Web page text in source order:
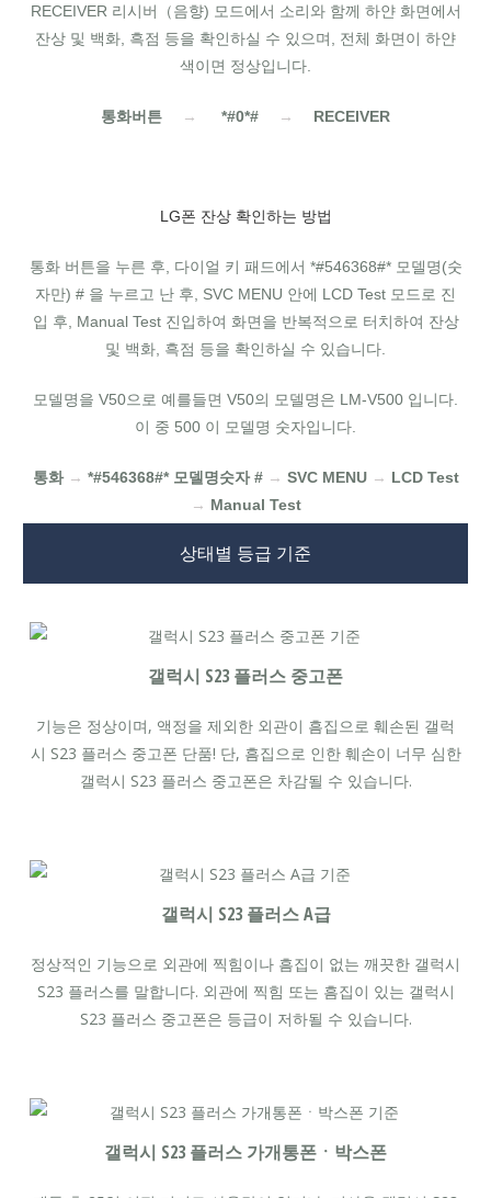
RECEIVER 리시버（음향) 모드에서 소리와 함께 하얀 화면에서
잔상 및 백화, 흑점 등을 확인하실 수 있으며, 전체 화면이 하얀
색이면 정상입니다.
통화버튼 → *#0*# → RECEIVER
LG폰 잔상 확인하는 방법
통화 버튼을 누른 후, 다이얼 키 패드에서 *#546368#* 모델명(숫
자만) # 을 누르고 난 후, SVC MENU 안에 LCD Test 모드로 진
입 후, Manual Test 진입하여 화면을 반복적으로 터치하여 잔상
및 백화, 흑점 등을 확인하실 수 있습니다.
모델명을 V50으로 예를들면 V50의 모델명은 LM-V500 입니다.
이 중 500 이 모델명 숫자입니다.
통화 → *#546368#* 모델명숫자 # → SVC MENU → LCD Test
→ Manual Test
상태별 등급 기준
갤럭시 S23 플러스 중고폰
기능은 정상이며, 액정을 제외한 외관이 흠집으로 훼손된 갤럭
시 S23 플러스 중고폰 단품! 단, 흠집으로 인한 훼손이 너무 심한
갤럭시 S23 플러스 중고폰은 차감될 수 있습니다.
갤럭시 S23 플러스 A급
정상적인 기능으로 외관에 찍힘이나 흠집이 없는 깨끗한 갤럭시
S23 플러스를 말합니다. 외관에 찍힘 또는 흠집이 있는 갤럭시
S23 플러스 중고폰은 등급이 저하될 수 있습니다.
갤럭시 S23 플러스 가개통폰ㆍ박스폰